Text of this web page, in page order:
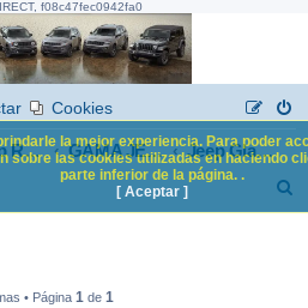
f08c47fec0942fa0
Cookies
Foro Jeep Renegade GAMA JEEP
Jeep Gladiator
• Página 1 de 1
la mejor experiencia. Para poder
sobre las cookies utilizadas en haciendo
parte inferior de la página. .
[ Aceptar ]